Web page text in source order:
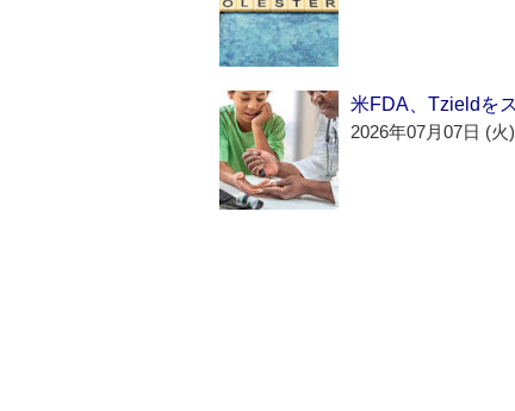
米FDA、Tzieldを
2026年07月07日 (火)